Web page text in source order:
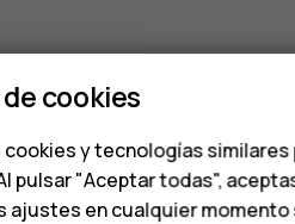
cookies
y tecnologías
pulsar "Aceptar todas",
ajustes en cualquier